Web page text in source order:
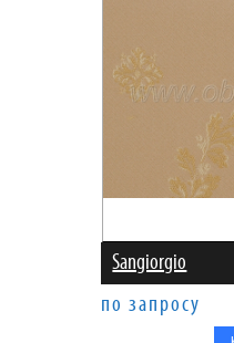
Sangiorgio
по запросу